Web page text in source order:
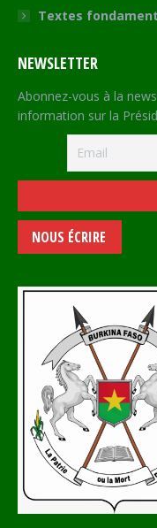
Textes
NEWSLETTER
Abonnez-vous à la
information sur la
NOUS ÉCRIRE